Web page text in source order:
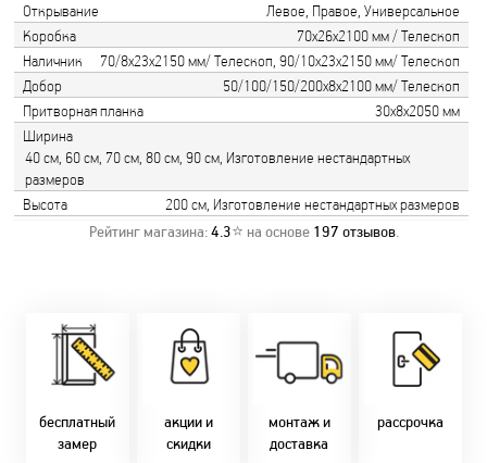
Открывание
Левое, Правое, Универсальное
Коробка
70х26х2100 мм / Телескоп
Наличник
70/8х23х2150 мм/ Телескоп, 90/10х23х2150 мм/ Телескоп
Добор
50/100/150/200х8х2100 мм/ Телескоп
Притворная планка
30х8х2050 мм
Ширина
40 см, 60 см, 70 см, 80 см, 90 см, Изготовление нестандартных
размеров
Высота
200 см, Изготовление нестандартных размеров
Рейтинг магазина:4.3⭐ на основе 197 отзывов.
бесплатный
замер
Замер бесплатно!
Оперативно!
День-в-день или
на следующий!
заказать по
10-40, (Viber)
акции и
скидки
Скидки:
-новоселам - 2%
-многодетным -
2%
наличными - 10%
монтаж и
доставка
фурнитуры.
Качественный
монтаж дверей,
окон и мебели.
Беларуси.
В удобное для Вас
рассрочка
Микс
2-36 мес
Магнит-5 мес.
Смарт - 4 мес.
FUN - 4 мес.